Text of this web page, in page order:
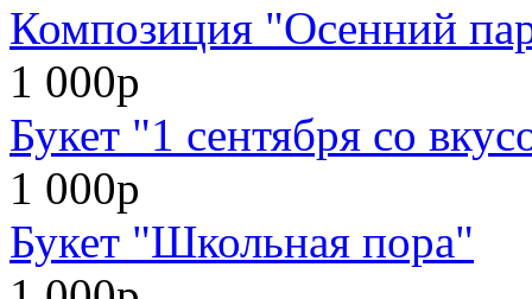
Композиция "Осенний
1 000р
Букет "1 сентября со
1 000р
Букет "Школьная пора"